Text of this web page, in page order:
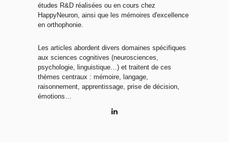
études R&D réalisées ou en cours chez
HappyNeuron, ainsi que les mémoires d'excellence
en orthophonie.
Les articles abordent divers domaines spécifiques
aux sciences cognitives (neurosciences,
psychologie, linguistique…) et traitent de ces
thèmes centraux : mémoire, langage,
raisonnement, apprentissage, prise de décision,
émotions…